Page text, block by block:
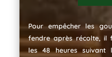
Pour empêcher les
fendre après récolte, il
les 48 heures suivant